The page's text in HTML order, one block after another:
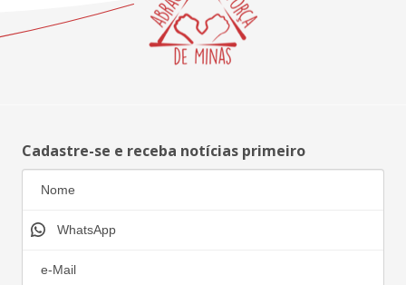
Cadastre-se e receba notícias primeiro